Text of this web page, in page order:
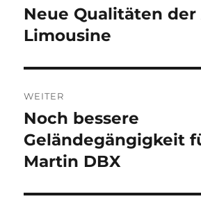
Vorheriger
Beitrag:
Neue Qualitäten der
Limousine
WEITER
Nächster
Beitrag:
Noch bessere
Geländegängigkeit
Martin DBX